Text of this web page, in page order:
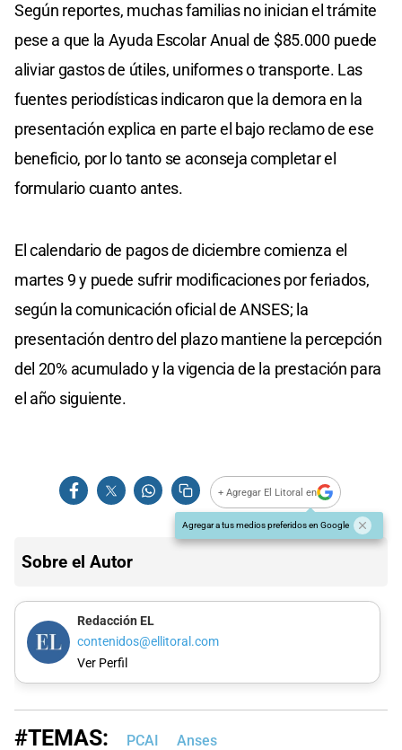
Según reportes, muchas familias no inician el trámite
pese a que la Ayuda Escolar Anual de $85.000 puede
aliviar gastos de útiles, uniformes o transporte. Las
fuentes periodísticas indicaron que la demora en la
presentación explica en parte el bajo reclamo de ese
beneficio, por lo tanto se aconseja completar el
formulario cuanto antes.
El calendario de pagos de diciembre comienza el
martes 9 y puede sufrir modificaciones por feriados,
según la comunicación oficial de ANSES; la
presentación dentro del plazo mantiene la percepción
del 20% acumulado y la vigencia de la prestación para
el año siguiente.
+ Agregar El Litoral en
Agregar a tus medios preferidos en Google
Sobre el Autor
Redacción EL
contenidos@ellitoral.com
Ver Perfil
#TEMAS: PCAI Anses